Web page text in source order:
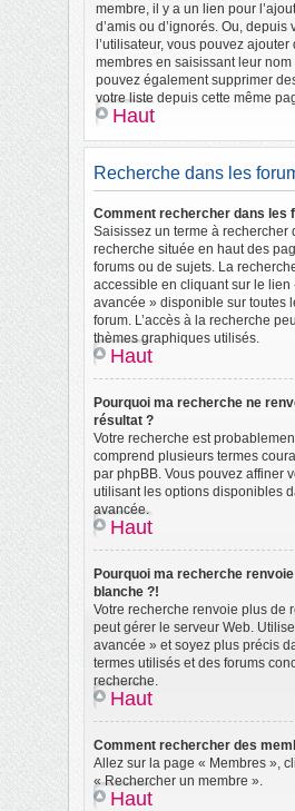
membre, il y a un lien pour
d’amis ou d’ignorés. Ou, depuis
l’utilisateur, vous pouvez
membres en saisissant leur nom
pouvez également supprimer
votre liste depuis cette même
Haut
Recherche dans les
Comment rechercher dans les
Saisissez un terme à rechercher
recherche située en haut des
forums ou de sujets. La
accessible en cliquant sur le lien
avancée » disponible sur toutes
forum. L’accès à la recherche
thèmes graphiques utilisés.
Haut
Pourquoi ma recherche ne
résultat ?
Votre recherche est
comprend plusieurs termes
par phpBB. Vous pouvez affiner
utilisant les options disponibles
avancée.
Haut
Pourquoi ma recherche
blanche ?!
Votre recherche renvoie plus de
peut gérer le serveur Web.
avancée » et soyez plus précis
termes utilisés et des forums
recherche.
Haut
Comment rechercher des
Allez sur la page « Membres »,
« Rechercher un membre ».
Haut